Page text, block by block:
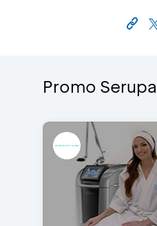
Promo Serupa